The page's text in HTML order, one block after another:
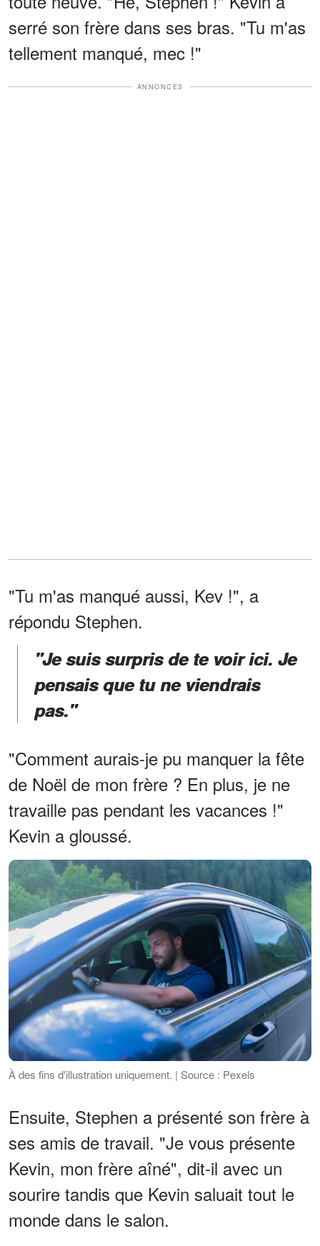
serré son frère dans ses bras. "Tu m'as
tellement manqué, mec !"
ANNONCES
"Tu m'as manqué aussi, Kev !", a
répondu Stephen.
"Je suis surpris de te voir ici. Je
pensais que tu ne viendrais
pas."
"Comment aurais-je pu manquer la fête
de Noël de mon frère ? En plus, je ne
travaille pas pendant les vacances !"
Kevin a gloussé.
À des fins d'illustration uniquement. | Source : Pexels
Ensuite, Stephen a présenté son frère à
ses amis de travail. "Je vous présente
Kevin, mon frère aîné", dit-il avec un
sourire tandis que Kevin saluait tout le
monde dans le salon.